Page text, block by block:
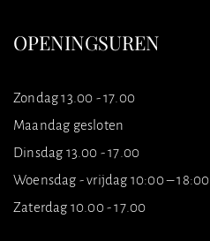
OPENINGSUREN
Zondag 13.00 - 17.00
Maandag gesloten
Dinsdag 13.00 - 17.00
Woensdag - vrijdag 10:00 – 18:00
Zaterdag 10.00 - 17.00